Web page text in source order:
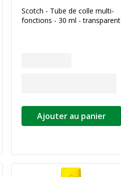
Scotch - Tube de colle multi-
fonctions - 30 ml - transparent
Ajouter au panier